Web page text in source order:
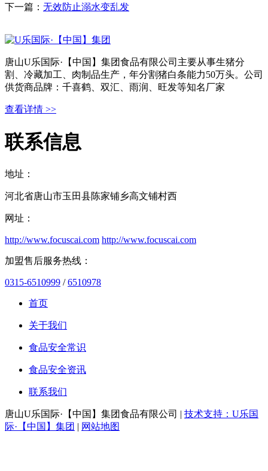
下一篇： 无效防止溺水变乱发
唐山U乐国际·【中国】集团食品有限公司主要从事生猪分
割、冷藏加工、肉制品生产，年分割猪白条能力50万头。公司
供货商品牌：千喜鹤、双汇、雨润、旺发等知名厂家
查看详情 >>
联系信息
地址：
河北省唐山市玉田县陈家铺乡高文铺村西
网址：
http://www.focuscai.com http://www.focuscai.com
加盟售后服务热线：
0315-6510999 /6510978
首页
关于我们
食品安全常识
食品安全资讯
联系我们
唐山U乐国际·【中国】集团食品有限公司 | 技术支持：U乐国
际·【中国】集团 | 网站地图